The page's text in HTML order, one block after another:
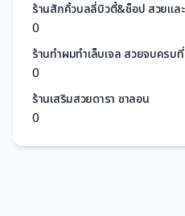
ร้านสักคิ้วบลลี่บิวตี้&ช็อป สวยแล
0
ร้านทำผมทำเล็บเจล สวยจบครบ
0
ร้านเสริมสวยดารา ซาลอน
0